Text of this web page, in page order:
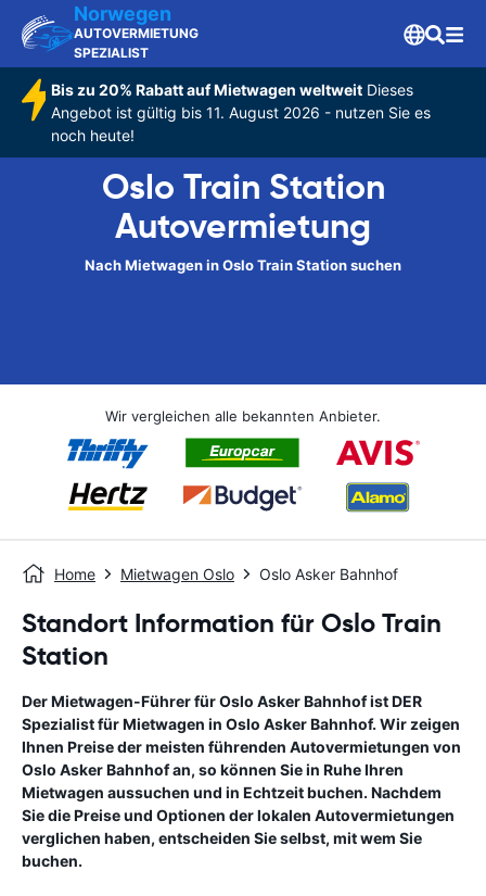
Norwegen
AUTOVERMIETUNG
SPEZIALIST
Bis zu 20% Rabatt auf Mietwagen weltweitDieses
Angebot ist gültig bis 11. August 2026 - nutzen Sie es
noch heute!
Oslo Train Station
Autovermietung
Nach Mietwagen in Oslo Train Station suchen
Wir vergleichen alle bekannten Anbieter.
Home Mietwagen Oslo Oslo Asker Bahnhof
Standort Information für Oslo Train
Station
Der Mietwagen-Führer fürOslo Asker Bahnhofist DER
Spezialist für Mietwagen in Oslo Asker Bahnhof. Wir zeigen
Ihnen Preise der meisten führenden Autovermietungen von
Oslo Asker Bahnhofan, so können Sie in Ruhe Ihren
Mietwagen aussuchen und in Echtzeit buchen. Nachdem
Sie die Preise und Optionen der lokalen Autovermietungen
verglichen haben, entscheiden Sie selbst, mit wem Sie
buchen.